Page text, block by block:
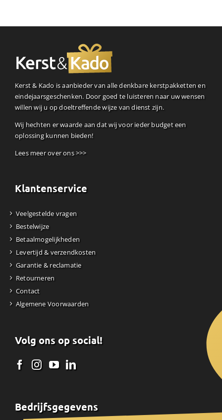
Kerst & Kado is aanbieder van alle denkbare kerstpakketten en
eindejaarsgeschenken. Door goed te luisteren naar uw wensen
willen wij u op doeltreffende wijze van dienst zijn.
Wij hechten er waarde aan dat wij voor ieder budget een
oplossing kunnen bieden!
Lees meer over ons >>>
Klantenservice
Veelgestelde vragen
Bestelwijze
Betaalmogelijkheden
Levertijd & verzendkosten
Garantie & reclamatie
Retourneren
Contact
Algemene Voorwaarden
Volg ons op social!
Bedrijfsgegevens